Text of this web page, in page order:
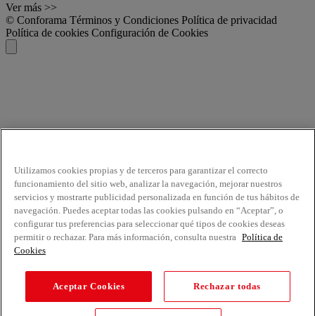
Ver más >>
© Conforama Términos y Condiciones Política de privacidad
Política de cookies Configuración de Cookies
Utilizamos cookies propias y de terceros para garantizar el correcto
funcionamiento del sitio web, analizar la navegación, mejorar nuestros
servicios y mostrarte publicidad personalizada en función de tus hábitos de
navegación. Puedes aceptar todas las cookies pulsando en “Aceptar”, o
configurar tus preferencias para seleccionar qué tipos de cookies deseas
permitir o rechazar. Para más información, consulta nuestra Política de
Cookies
Aceptar Cookies Rechazar todas